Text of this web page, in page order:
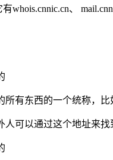
whois.cnnic.cn、
有东西的一个统称，
可以通过这个地址来找